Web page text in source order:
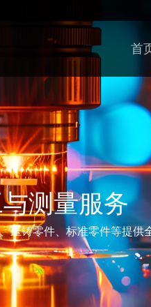
首
测量服务
压铸零件、标准零件等提供